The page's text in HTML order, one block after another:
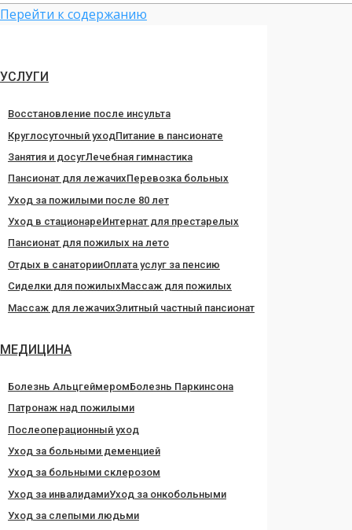
Перейти к содержанию
УСЛУГИ
Восстановление после инсульта
Круглосуточный уходПитание в пансионате
Занятия и досугЛечебная гимнастика
Пансионат для лежачихПеревозка больных
Уход за пожилыми после 80 лет
Уход в стационареИнтернат для престарелых
Пансионат для пожилых на лето
Отдых в санаторииОплата услуг за пенсию
Сиделки для пожилыхМассаж для пожилых
Массаж для лежачихЭлитный частный пансионат
МЕДИЦИНА
Болезнь АльцгеймеромБолезнь Паркинсона
Патронаж над пожилыми
Послеоперационный уход
Уход за больными деменцией
Уход за больными склерозом
Уход за инвалидамиУход за онкобольными
Уход за слепыми людьми